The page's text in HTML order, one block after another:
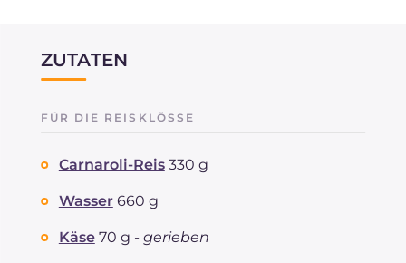
ZUTATEN
FÜR DIE REISKLÖSSE
Carnaroli-Reis 330 g
Wasser 660 g
Käse 70 g - gerieben